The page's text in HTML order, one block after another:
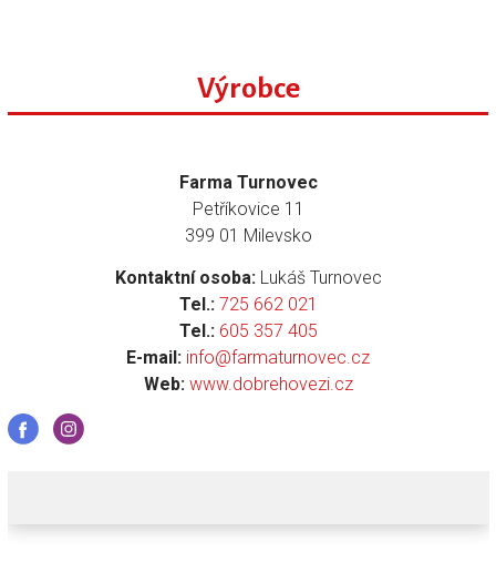
Výrobce
Farma Turnovec
Petříkovice 11
399 01 Milevsko
Kontaktní osoba:Lukáš Turnovec
Tel.: 725 662 021
Tel.: 605 357 405
E-mail: info@farmaturnovec.cz
Web: www.dobrehovezi.cz